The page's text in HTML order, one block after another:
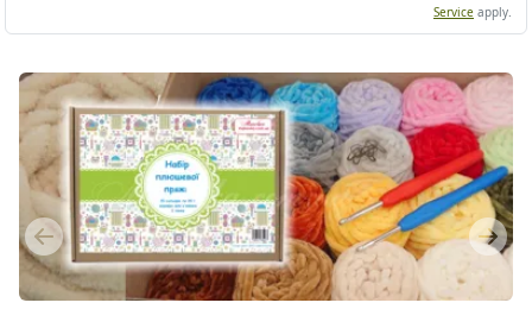
Service apply.
Previous Next